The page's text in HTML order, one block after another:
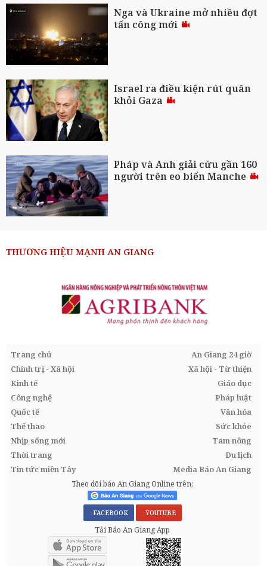
Nga và Ukraine mở nhiều đợt
tấn công mới
Israel ra điều kiện rút quân
khỏi Gaza
Pháp và Anh giải cứu gần 160
người trên eo biển Manche
THƯƠNG HIỆU MẠNH AN GIANG
Trang chủ
An Giang 24 giờ
Chính trị - Xã hội
Xã hội - Từ thiện
Kinh tế
Giáo dục
Công nghệ
Pháp luật
Quốc tế
Văn hóa
Thể thao
Sức khỏe
Nhịp sống mới
Tam nông
Thời trang
Du lịch
Tin tức miền Tây
Media Báo An Giang
Theo dõi báo An Giang Online trên:
FACEBOOK YOUTUBE
Tải Báo An Giang App